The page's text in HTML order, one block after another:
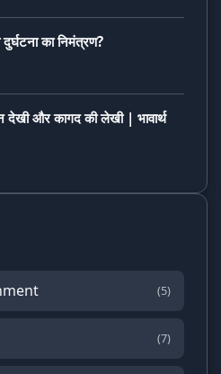
का निमंत्रण?
और कागद की लेखी | भावार्थ
(5)
(7)